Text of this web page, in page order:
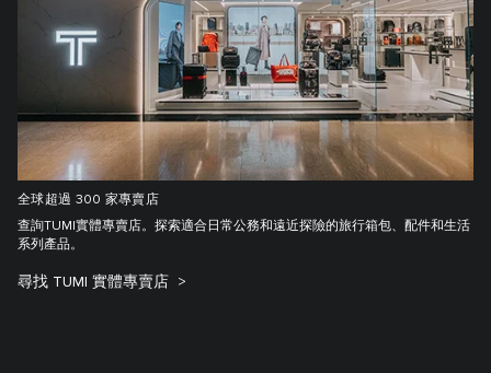
全球超過 300 家專賣店
查詢TUMI實體專賣店。探索適合日常公務和遠近探險的旅行箱包、配件和生活
系列產品。
尋找 TUMI 實體專賣店